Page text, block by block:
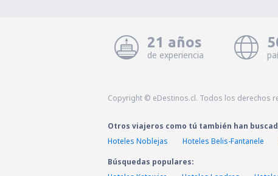
21 años
de experiencia
Copyright © eDestinos.cl. Todos los derechos
Otros viajeros como tú también han
Hoteles Noblejas
Hoteles Belis-Fantanele
Búsquedas populares: